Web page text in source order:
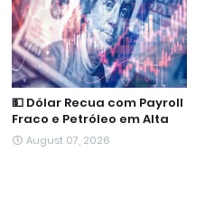
💵 Dólar Recua com Payroll
Fraco e Petróleo em Alta
August 07, 2026